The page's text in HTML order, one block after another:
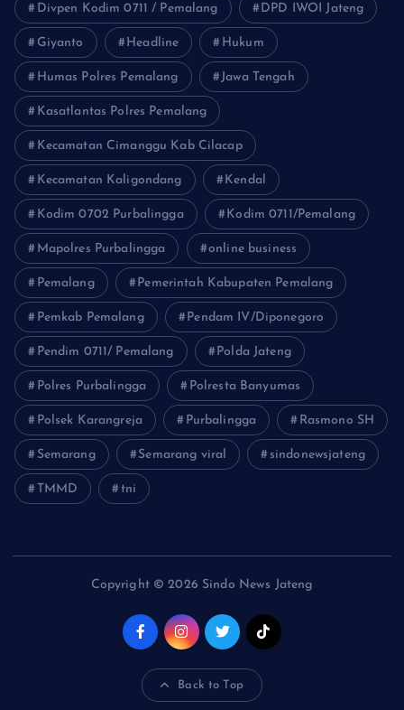
Divpen Kodim 0711 / Pemalang DPD IWOI Jateng
Giyanto Headline Hukum
Humas Polres Pemalang Jawa Tengah
Kasatlantas Polres Pemalang
Kecamatan Cimanggu Kab Cilacap
Kecamatan Kaligondang Kendal
Kodim 0702 Purbalingga Kodim 0711/Pemalang
Mapolres Purbalingga online business
Pemalang Pemerintah Kabupaten Pemalang
Pemkab Pemalang Pendam IV/Diponegoro
Pendim 0711/ Pemalang Polda Jateng
Polres Purbalingga Polresta Banyumas
Polsek Karangreja Purbalingga Rasmono SH
Semarang Semarang viral sindonewsjateng
TMMD tni
Copyright © 2026 Sindo News Jateng
Back to Top